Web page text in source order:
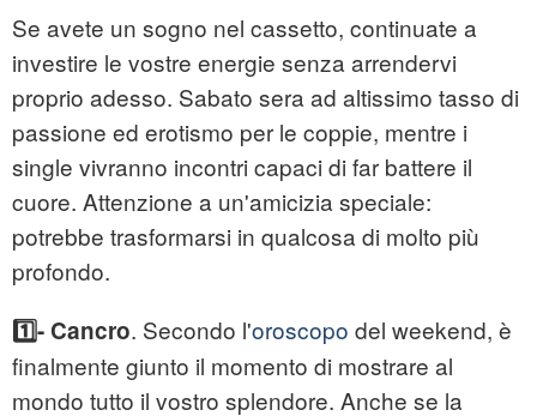
Se avete un sogno nel cassetto, continuate a
investire le vostre energie senza arrendervi
proprio adesso. Sabato sera ad altissimo tasso di
passione ed erotismo per le coppie, mentre i
single vivranno incontri capaci di far battere il
cuore. Attenzione a un'amicizia speciale:
potrebbe trasformarsi in qualcosa di molto più
profondo.
1️⃣- Cancro. Secondo l'oroscopo del weekend, è
finalmente giunto il momento di mostrare al
mondo tutto il vostro splendore. Anche se la